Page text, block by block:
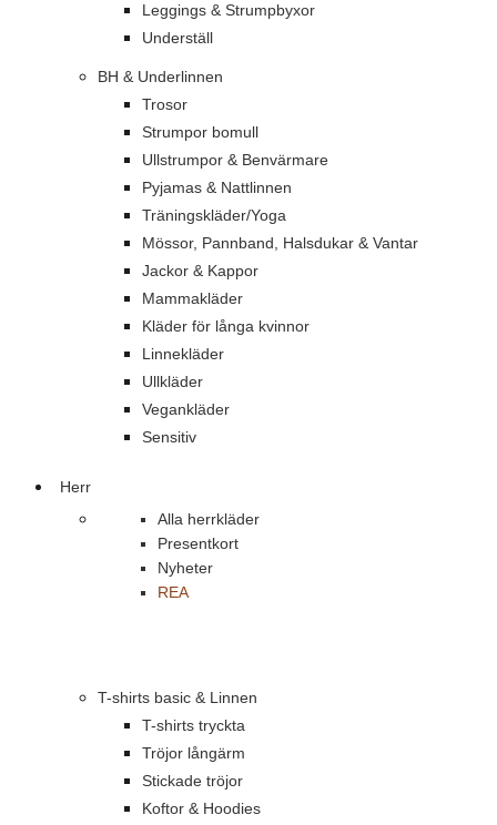
Leggings & Strumpbyxor
Underställ
BH & Underlinnen
Trosor
Strumpor bomull
Ullstrumpor & Benvärmare
Pyjamas & Nattlinnen
Träningskläder/Yoga
Mössor, Pannband, Halsdukar & Vantar
Jackor & Kappor
Mammakläder
Kläder för långa kvinnor
Linnekläder
Ullkläder
Vegankläder
Sensitiv
Herr
Alla herrkläder
Presentkort
Nyheter
REA
T-shirts basic & Linnen
T-shirts tryckta
Tröjor långärm
Stickade tröjor
Koftor & Hoodies